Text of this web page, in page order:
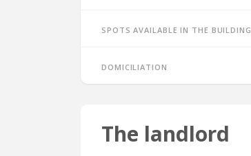
Spots available in the building
Domiciliation
The landlord